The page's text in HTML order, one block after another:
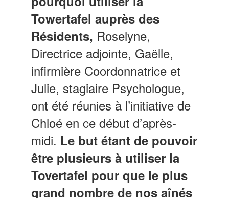
Towertafel auprès des
Résidents, Roselyne,
Directrice adjointe, Gaëlle,
infirmière Coordonnatrice et
Julie, stagiaire Psychologue,
ont été réunies à l’initiative de
Chloé en ce début d’après-
midi. Le but étant de pouvoir
être plusieurs à utiliser la
Tovertafel pour que le plus
grand nombre de nos aînés